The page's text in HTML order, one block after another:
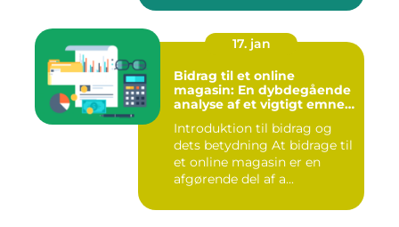
17. jan
Bidrag til et online
magasin: En dybdegående
analyse af et vigtigt emne
Introduktion til bidrag og
dets betydning At bidrage til
et online magasin er en
afgørende del af a...